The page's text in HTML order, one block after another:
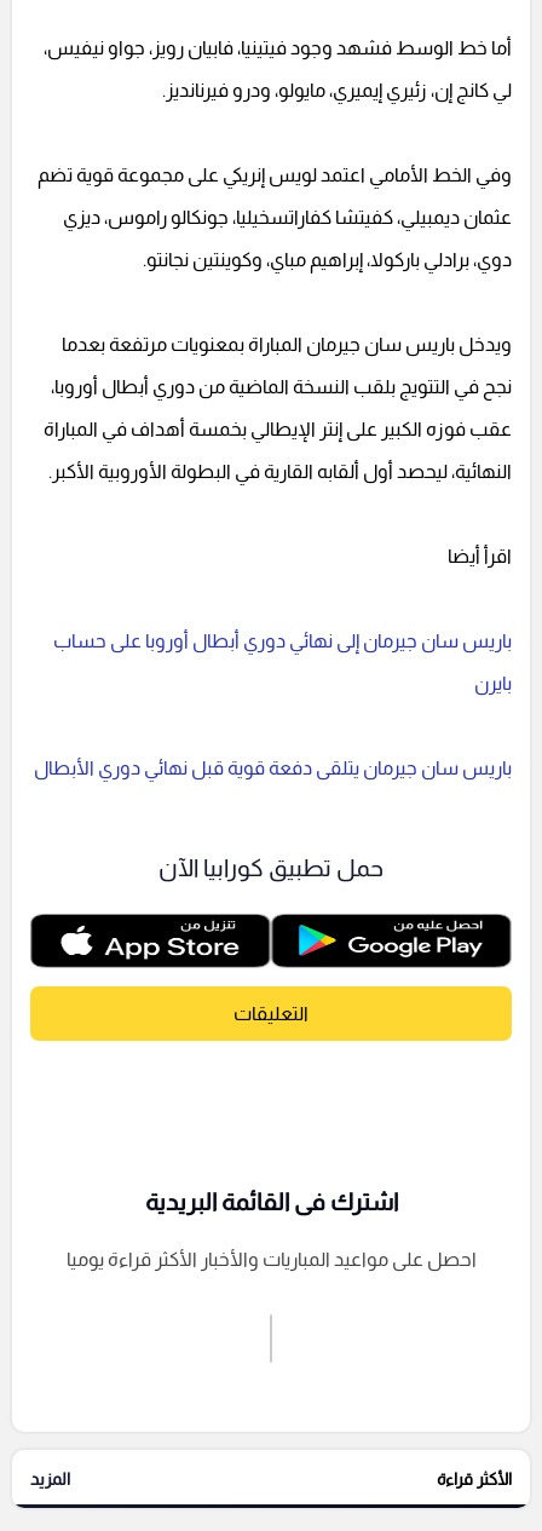
أما خط الوسط فشهد وجود فيتينيا، فابيان رويز، جواو نيفيس،
لي كانج إن، زئيري إيميري، مايولو، ودرو فيرنانديز.
وفي الخط الأمامي اعتمد لويس إنريكي على مجموعة قوية تضم
عثمان ديمبيلي، كفيتشا كفاراتسخيليا، جونكالو راموس، ديزي
دوي، برادلي باركولا، إبراهيم مباي، وكوينتين نجانتو.
ويدخل باريس سان جيرمان المباراة بمعنويات مرتفعة بعدما
نجح في التتويج بلقب النسخة الماضية من دوري أبطال أوروبا،
عقب فوزه الكبير على إنتر الإيطالي بخمسة أهداف في المباراة
النهائية، ليحصد أول ألقابه القارية في البطولة الأوروبية الأكبر.
اقرأ أيضا
باريس سان جيرمان إلى نهائي دوري أبطال أوروبا على حساب
بايرن
باريس سان جيرمان يتلقى دفعة قوية قبل نهائي دوري الأبطال
حمل تطبيق كورابيا الآن
التعليقات
إرسال تعليق
التعليقات السابقة
اشترك فى القائمة البريدية
احصل على مواعيد المباريات والأخبار الأكثر قراءة يوميا
الأكثر قراءة المزيد